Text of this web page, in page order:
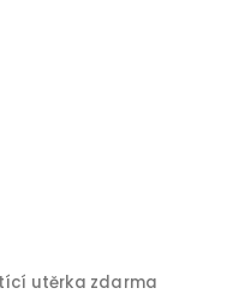
utěrka zdarma